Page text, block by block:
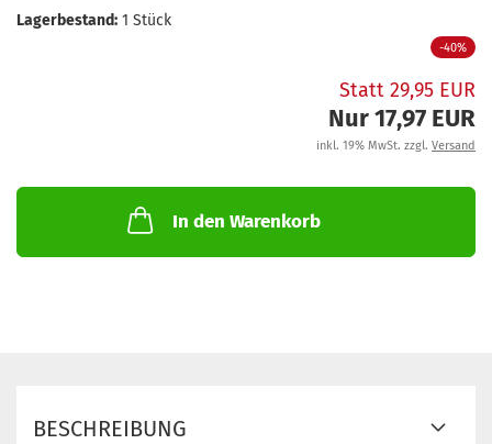
Lagerbestand: 1 Stück
-40%
Statt 29,95 EUR
Nur 17,97 EUR
inkl. 19% MwSt. zzgl. Versand
In den Warenkorb
BESCHREIBUNG